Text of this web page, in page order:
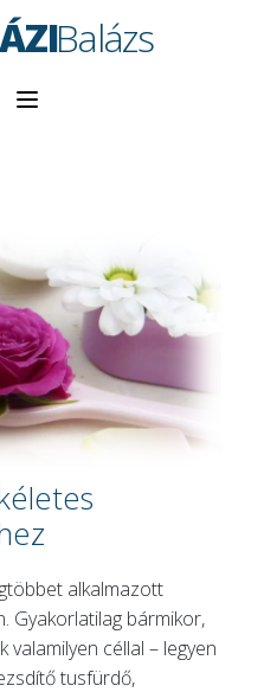
alkalmazott
Gyakorlatilag bármikor,
valamilyen céllal – legyen
tusfürdő,
Balázs